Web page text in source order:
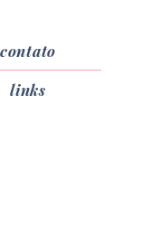
contato
links